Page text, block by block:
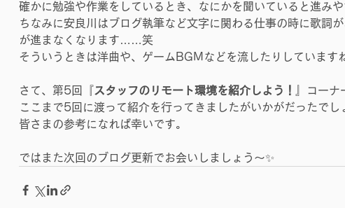
確かに勉強や作業をしているとき、なにかを聞いていると進みや
ちなみに安良川はブログ執筆など文字に関わる仕事の時に歌詞
が進まなくなります……笑
そういうときは洋曲や、ゲームBGMなどを流したりしています
さて、第5回『スタッフのリモート環境を紹介しよう！
』コーナ
ここまで5回に渡って紹介を行ってきましたがいかがだったでし
皆さまの参考になれば幸いです。
ではまた次回のブログ更新でお会いしましょう～✨